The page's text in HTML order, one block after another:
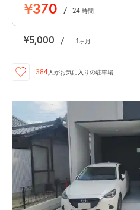
¥370 / 24 時間
¥5,000 / 1ヶ月
384 人がお気に入りの駐車場